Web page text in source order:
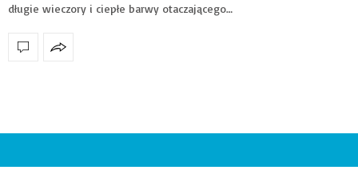
długie wieczory i ciepłe barwy otaczającego…